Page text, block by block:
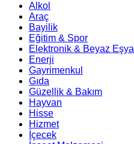
Alkol
Araç
Bayilik
Eğitim & Spor
Elektronik & Beyaz Eşya
Enerji
Gayrimenkul
Gıda
Güzellik & Bakım
Hayvan
Hisse
Hizmet
İçecek